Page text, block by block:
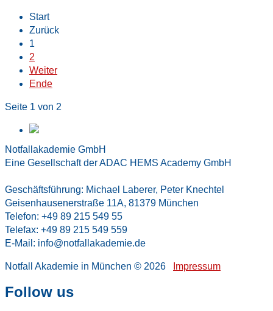
Start
Zurück
1
2
Weiter
Ende
Seite 1 von 2
Notfallakademie GmbH
Eine Gesellschaft der ADAC HEMS Academy GmbH
Geschäftsführung: Michael Laberer, Peter Knechtel
Geisenhausenerstraße 11A, 81379 München
Telefon: +49 89 215 549 55
Telefax: +49 89 215 549 559
E-Mail: info@notfallakademie.de
Notfall Akademie in München © 2026 Impressum
Follow us